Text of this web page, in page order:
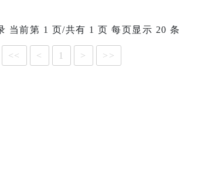
当前第 1 页/共有 1 页 每页显示 20 条
<< < 1 > >>